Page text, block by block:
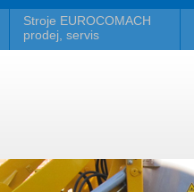
Stroje EUROCOMACH
prodej, servis